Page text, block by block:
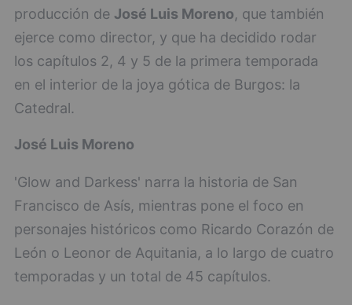
producción de José Luis Moreno, que también
ejerce como director, y que ha decidido rodar
los capítulos 2, 4 y 5 de la primera temporada
en el interior de la joya gótica de Burgos: la
Catedral.
José Luis Moreno
'Glow and Darkess' narra la historia de San
Francisco de Asís, mientras pone el foco en
personajes históricos como Ricardo Corazón de
León o Leonor de Aquitania, a lo largo de cuatro
temporadas y un total de 45 capítulos.